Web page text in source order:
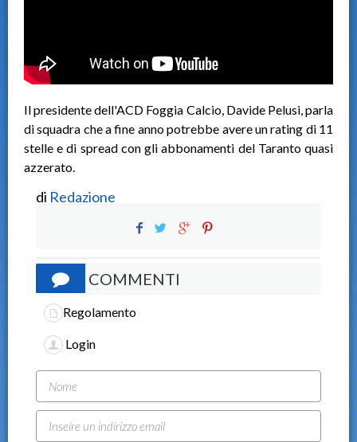
Il presidente dell'ACD Foggia Calcio, Davide Pelusi, parla
di squadra che a fine anno potrebbe avere un rating di 11
stelle e di spread con gli abbonamenti del Taranto quasi
azzerato.
di Redazione
COMMENTI
Regolamento
Login